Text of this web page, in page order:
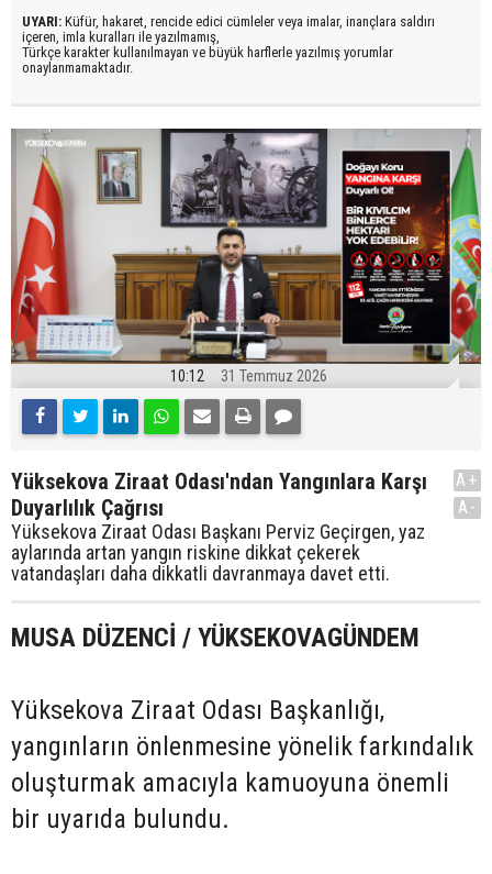
UYARI: Küfür, hakaret, rencide edici cümleler veya imalar, inançlara saldırı
içeren, imla kuralları ile yazılmamış,
Türkçe karakter kullanılmayan ve büyük harflerle yazılmış yorumlar
onaylanmamaktadır.
10:12 31 Temmuz 2026
Yüksekova Ziraat Odası'ndan Yangınlara Karşı
Duyarlılık Çağrısı
Yüksekova Ziraat Odası Başkanı Perviz Geçirgen, yaz
aylarında artan yangın riskine dikkat çekerek
vatandaşları daha dikkatli davranmaya davet etti.
A+
A-
MUSA DÜZENCİ / YÜKSEKOVAGÜNDEM
Yüksekova Ziraat Odası Başkanlığı,
yangınların önlenmesine yönelik farkındalık
oluşturmak amacıyla kamuoyuna önemli
bir uyarıda bulundu.